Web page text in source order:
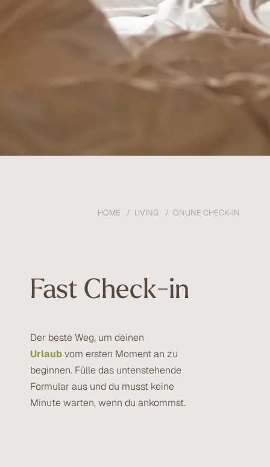
HOME LIVING ONLINE CHECK-IN
Fast Check-in
Der beste Weg, um deinen
Urlaubvom ersten Moment an zu
beginnen. Fülle das untenstehende
Formular aus und du musst keine
Minute warten, wenn du ankommst.